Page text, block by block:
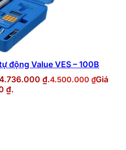
động Value VES – 100B
₫.4.500.000 ₫Giá
₫.